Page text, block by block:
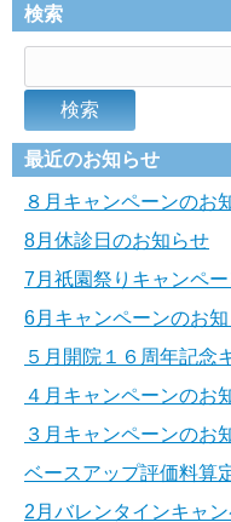
検索
最近のお知らせ
８月キャンペーンのお
8月休診日のお知らせ
7月祇園祭りキャンペー
6月キャンペーンのお
５月開院１６周年記念
４月キャンペーンのお
３月キャンペーンのお
ベースアップ評価料算
2月バレンタインキャ